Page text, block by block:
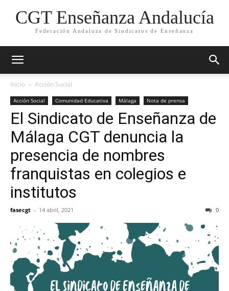
CGT Enseñanza Andalucía
Federación Andaluza de Sindicatos de Enseñanza
Inicio Acción Social
Acción Social Comunidad Educativa Málaga Nota de prensa
El Sindicato de Enseñanza de
Málaga CGT denuncia la
presencia de nombres
franquistas en colegios e
institutos
fasecgt - 14 abril, 2021 0